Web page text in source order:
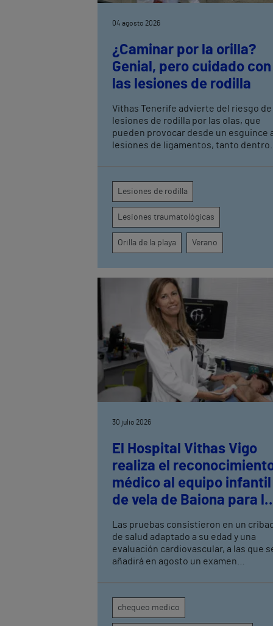
04 agosto 2026
¿Caminar por la orilla?
Genial, pero cuidado con
las lesiones de rodilla
Vithas Tenerife advierte del riesgo de
lesiones de rodilla por las olas, que
pueden provocar desde un esguince
lesiones de ligamentos, tanto dentro
Lesiones de rodilla
Lesiones traumatológicas
Orilla de la playa Verano
30 julio 2026
El Hospital Vithas Vigo
realiza el
médico al equipo infantil
de vela de Baiona para la
rendimiento
Las pruebas consistieron en un
de salud adaptado a su edad y una
evaluación cardiovascular, a las que
añadirá en agosto un examen
recientemente con Monte Real Club de
Yates de Baiona
chequeo medico